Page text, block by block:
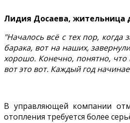
Лидия Досаева, жительница
"Началось всё с тех пор, когда
барака, вот на наших,
хорошо. Конечно, понятно, что
вот это вот. Каждый год
В управляющей компании
отопления требуется более